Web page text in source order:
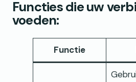
Functies die uw
voeden:
Functie